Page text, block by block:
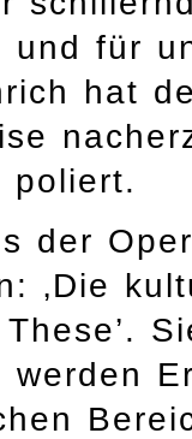
und für
hat
poliert.
der
‚Die
werden